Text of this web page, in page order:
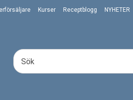
Kurser Receptblogg NYHETER